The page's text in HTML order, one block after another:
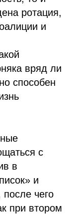
ротация,
и
вряд ли
способен
с
в
и
чего
при втором